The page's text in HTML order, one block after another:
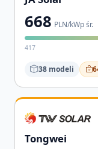
668 PLN/kWp śr.
417
38 modeli
Tongwei